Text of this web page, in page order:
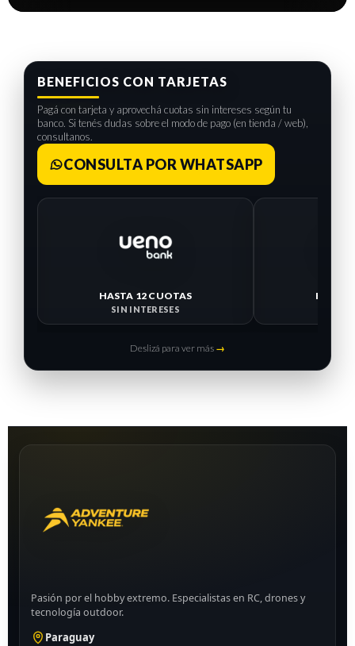
BENEFICIOS CON TARJETAS
Pagá con tarjeta y aprovechá cuotas sin intereses según tu
banco. Si tenés dudas sobre el modo de pago (en tienda / web),
consultanos.
CONSULTA POR WHATSAPP
HASTA 12 CUOTAS
SIN INTERESES
HASTA
Deslizá para ver más →
Pasión por el hobby extremo. Especialistas en RC, drones y
tecnología outdoor.
Paraguay